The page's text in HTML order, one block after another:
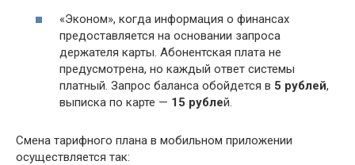
«Эконом», когда информация о финансах
предоставляется на основании запроса
держателя карты. Абонентская плата не
предусмотрена, но каждый ответ системы
платный. Запрос баланса обойдется в 5 рублей,
выписка по карте — 15 рублей.
Смена тарифного плана в мобильном приложении
осуществляется так: